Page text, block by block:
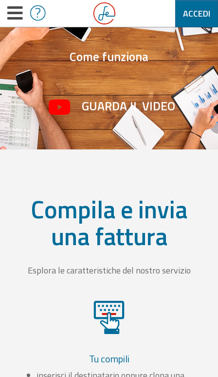
ACCEDI
Come funziona
GUARDA IL VIDEO
Compila e invia
una fattura
Esplora le caratteristiche del nostro servizio
Tu compili